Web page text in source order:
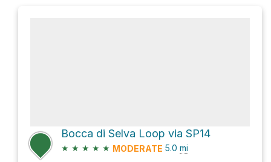
Bocca di Selva Loop via SP14
★ ★ ★ ★ ★ MODERATE 5.0 mi